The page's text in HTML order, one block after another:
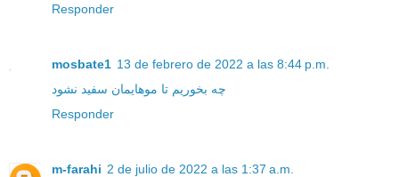
Responder
mosbate1 13 de febrero de 2022 a las 8:44 p.m.
چه بخوریم تا موهایمان سفید نشود
Responder
m-farahi 2 de julio de 2022 a las 1:37 a.m.